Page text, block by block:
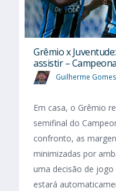
Grêmio x
assistir –
Guilherme Gomes
Em casa, o Grêmio
semifinal do
confronto, as
minimizadas por
uma decisão de
estará